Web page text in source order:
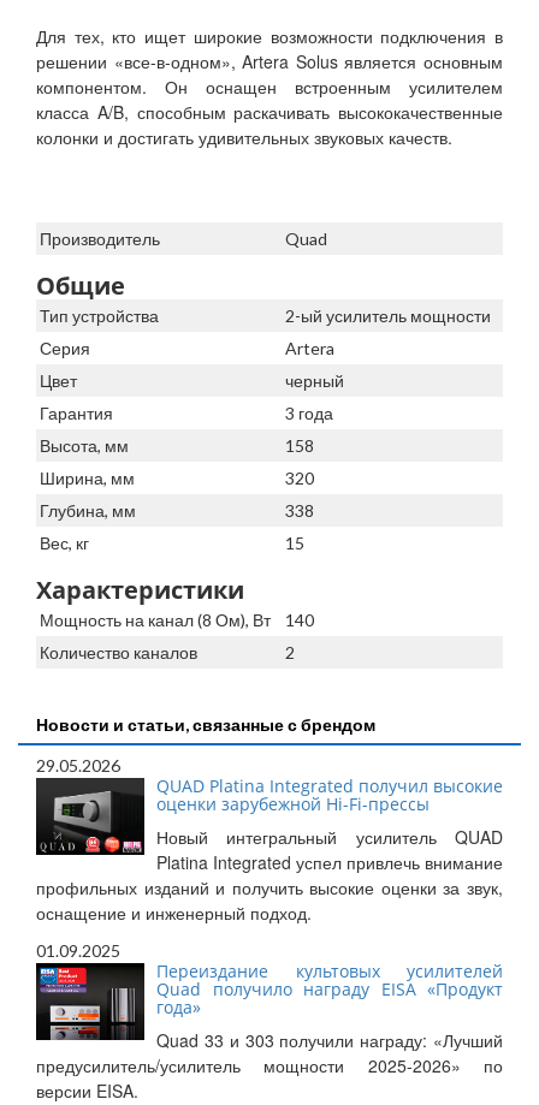
Для тех, кто ищет широкие возможности подключения в
решении «все-в-одном», Artera Solus является основным
компонентом. Он оснащен встроенным усилителем
класса A/B, способным раскачивать высококачественные
колонки и достигать удивительных звуковых качеств.
Производитель Quad
Общие
Тип устройства
2-ый усилитель мощности
Серия
Artera
Цвет
черный
Гарантия
3 года
Высота, мм
158
Ширина, мм
320
Глубина, мм
338
Вес, кг
15
Характеристики
Мощность на канал (8 Ом), Вт
140
Количество каналов
2
Новости и статьи, связанные с брендом
29.05.2026
QUAD Platina Integrated получил высокие
оценки зарубежной Hi-Fi-прессы
Новый интегральный усилитель QUAD
Platina Integrated успел привлечь внимание
профильных изданий и получить высокие оценки за звук,
оснащение и инженерный подход.
01.09.2025
Переиздание культовых усилителей
Quad получило награду EISA «Продукт
года»
Quad 33 и 303 получили награду: «Лучший
предусилитель/усилитель мощности 2025-2026» по
версии EISA.